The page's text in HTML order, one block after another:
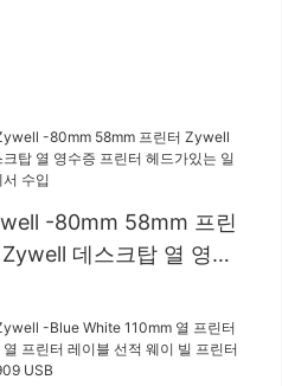
-80mm 58mm 프린
데스크탑 열 영수
수입